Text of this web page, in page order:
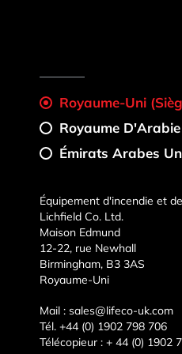
Royaume-Uni
Royaume
Émirats Arabes
Équipement d'incendie et
Lichfield Co. Ltd.
Maison Edmund
12-22, rue Newhall
Birmingham, B3 3AS
Royaume-Uni
Mail :sales@lifeco-uk.com
Tél. +44 (0) 1902 798 706
Télécopieur :+ 44 (0) 1902